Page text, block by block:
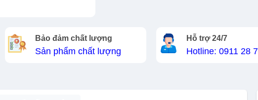
Bảo đảm chất lượng
Sản phẩm chất lượng
Hỗ trợ 24/7
Hotline: 0911 28